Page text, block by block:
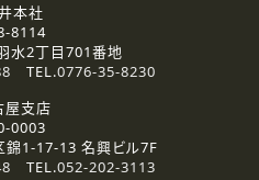
令等の規定に従う場合を除き、
価基準を満たした委託先に、個
。
本社
8114
水2丁目701番地
TEL.0776-35-8230
屋支店
0003
錦1-17-13 名興ビル7F
TEL.052-202-3113